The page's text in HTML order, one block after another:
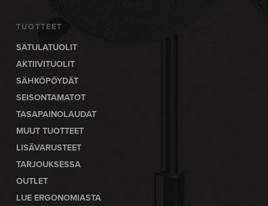
TUOTTEET
SATULATUOLIT
AKTIIVITUOLIT
SÄHKÖPÖYDÄT
SEISONTAMATOT
TASAPAINOLAUDAT
MUUT TUOTTEET
LISÄVARUSTEET
TARJOUKSESSA
OUTLET
LUE ERGONOMIASTA